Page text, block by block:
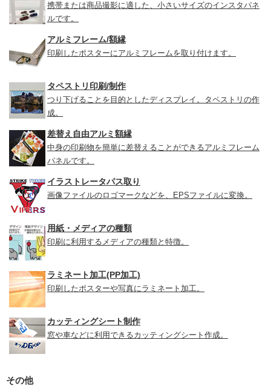
携帯または商品撮影に適した、小さいサイズのインスタパネ
ルです。
アルミフレーム/額縁
印刷したポスターにアルミフレームを取り付けます。
タペストリ印刷/制作
つり下げることを目的としたディスプレイ。タペストリの作
成。
差替え自由アルミ額縁
中身の印刷物を簡単に差替えることができるアルミフレーム
パネルです。
イラストレータパス取り
画像ファイルのロゴマークなどを、EPSファイルに変換。
用紙・メディアの種類
印刷に利用するメディアの種類と特徴。
ラミネート加工(PP加工)
印刷したポスターや写真にラミネート加工。
カッティングシート制作
窓や車などに利用できるカッティングシート作成。
その他